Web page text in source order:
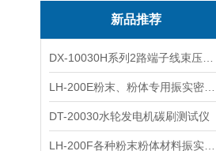
新品推荐
DT-20030水轮发电机碳刷测试仪